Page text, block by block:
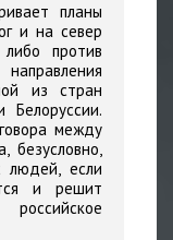
планы
и на север
против
из стран
между
безусловно,
людей, если
и решит